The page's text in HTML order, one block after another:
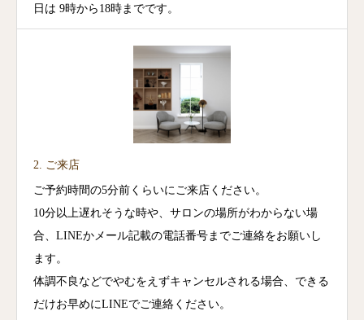
日は 9時から18時までです。
2. ご来店
ご予約時間の5分前くらいにご来店ください。
10分以上遅れそうな時や、サロンの場所がわからない場
合、LINEかメール記載の電話番号までご連絡をお願いし
ます。
体調不良などでやむをえずキャンセルされる場合、できる
だけお早めにLINEでご連絡ください。